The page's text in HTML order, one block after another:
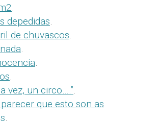
.
depedidas.
de chuvascos.
.
.
.
vez, un circo….”.
que esto son as
.